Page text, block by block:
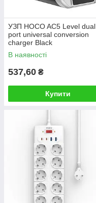
УЗП HOCO AC5 Level dual
port universal conversion
charger Black
В наявності
537,60 ₴
Купити